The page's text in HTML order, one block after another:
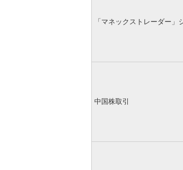
「マネックストレーダー」
中国株取引